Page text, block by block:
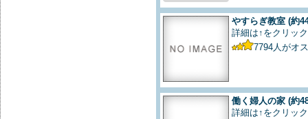
やすらぎ教室 (約
詳細は↑をクリック
7794 人がオ
働く婦人の家 (約
詳細は↑をクリック